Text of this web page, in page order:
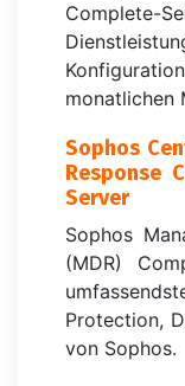
Complete-
monatlichen
Sophos
Response
Server
Sophos
(MDR)
Protection,
von Sophos.